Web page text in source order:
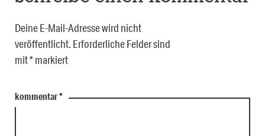
Deine E-Mail-Adresse wird nicht
veröffentlicht. Erforderliche Felder sind
mit*markiert
kommentar*